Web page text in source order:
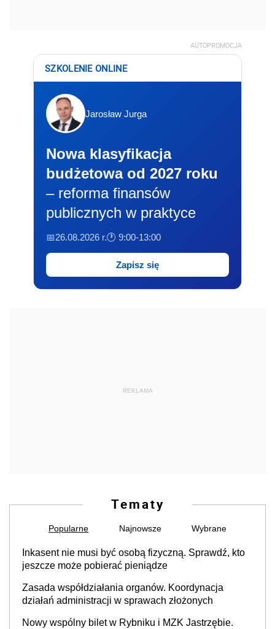
AUTOPROMOCJA
SZKOLENIE ONLINE
Jarosław Jurga
Nowa klasyfikacja
budżetowa od 2027 roku
– reforma finansów
publicznych w praktyce
📅26.08.2026 r.🕐 9:00-13:00
Zapisz się
REKLAMA
Tematy
Popularne Najnowsze Wybrane
Inkasent nie musi być osobą fizyczną. Sprawdź, kto
jeszcze może pobierać pieniądze
Zasada współdziałania organów. Koordynacja
działań administracji w sprawach złożonych
Nowy wspólny bilet w Rybniku i MZK Jastrzębie.